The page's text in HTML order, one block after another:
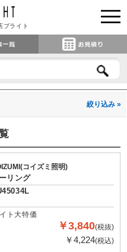
ブライト
絞り込み »
コイズミ照明)
リング
ト大特価
￥3,840(税抜)
￥4,224(税込)